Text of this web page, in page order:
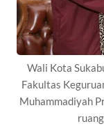
Wali Kota
Fakultas
Muhammadiyah